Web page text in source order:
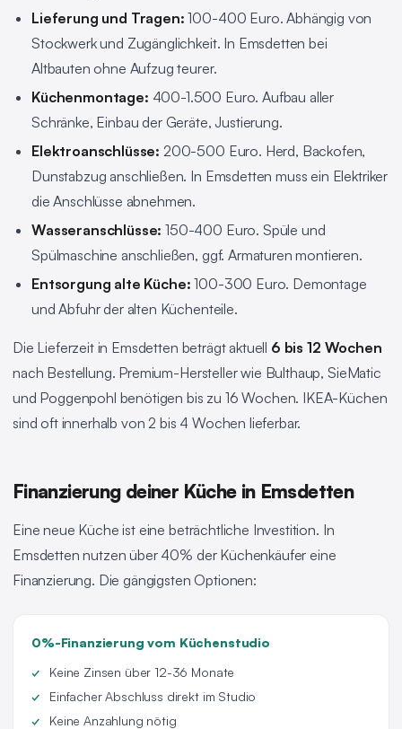
Lieferung und Tragen: 100-400 Euro. Abhängig von
Stockwerk und Zugänglichkeit. In Emsdetten bei
Altbauten ohne Aufzug teurer.
Küchenmontage: 400-1.500 Euro. Aufbau aller
Schränke, Einbau der Geräte, Justierung.
Elektroanschlüsse: 200-500 Euro. Herd, Backofen,
Dunstabzug anschließen. In Emsdetten muss ein Elektriker
die Anschlüsse abnehmen.
Wasseranschlüsse: 150-400 Euro. Spüle und
Spülmaschine anschließen, ggf. Armaturen montieren.
Entsorgung alte Küche: 100-300 Euro. Demontage
und Abfuhr der alten Küchenteile.
Die Lieferzeit in Emsdetten beträgt aktuell 6 bis 12 Wochen
nach Bestellung. Premium-Hersteller wie Bulthaup, SieMatic
und Poggenpohl benötigen bis zu 16 Wochen. IKEA-Küchen
sind oft innerhalb von 2 bis 4 Wochen lieferbar.
Finanzierung deiner Küche in Emsdetten
Eine neue Küche ist eine beträchtliche Investition. In
Emsdetten nutzen über 40% der Küchenkäufer eine
Finanzierung. Die gängigsten Optionen:
0%-Finanzierung vom Küchenstudio
Keine Zinsen über 12-36 Monate
Einfacher Abschluss direkt im Studio
Keine Anzahlung nötig